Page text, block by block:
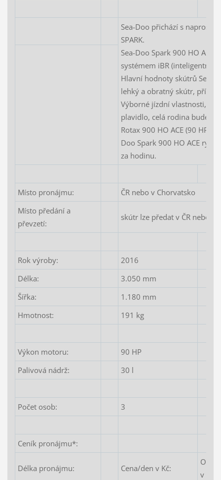
Sea-Doo přichází s
SPARK.
Sea-Doo Spark 900 HO
systémem iBR (inteligentní
Hlavní hodnoty skútrů Sea-
lehký a obratný skútr,
Výborné jízdní vlastnosti,
plavidlo, celá rodina bude
Rotax 900 HO ACE (90 HP)
Doo Spark 900 HO ACE
za hodinu.
Místo pronájmu:
ČR nebo v Chorvatsko
Místo předání a
převzetí:
skútr lze předat v ČR nebo v
Rok výroby:
2016
Délka:
3.050 mm
Šířka:
1.180 mm
Hmotnost:
191 kg
Výkon motoru:
90 HP
Palivová nádrž:
30 l
Počet osob: 3
Ceník pronájmu*:
Délka pronájmu: Cena/den v Kč:
v